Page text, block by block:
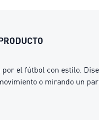
el fútbol con estilo.
o mirando un